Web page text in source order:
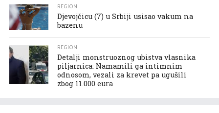
REGION
Djevojčicu (7) u Srbiji usisao vakum na
bazenu
REGION
Detalji monstruoznog ubistva vlasnika
piljarnica: Namamili ga intimnim
odnosom, vezali za krevet pa ugušili
zbog 11.000 eura